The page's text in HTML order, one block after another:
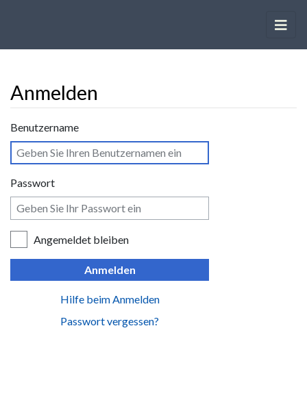
Anmelden
Wechseln zu:Navigation
Benutzername
Passwort
Angemeldet bleiben
Anmelden
Hilfe beim Anmelden
Passwort vergessen?